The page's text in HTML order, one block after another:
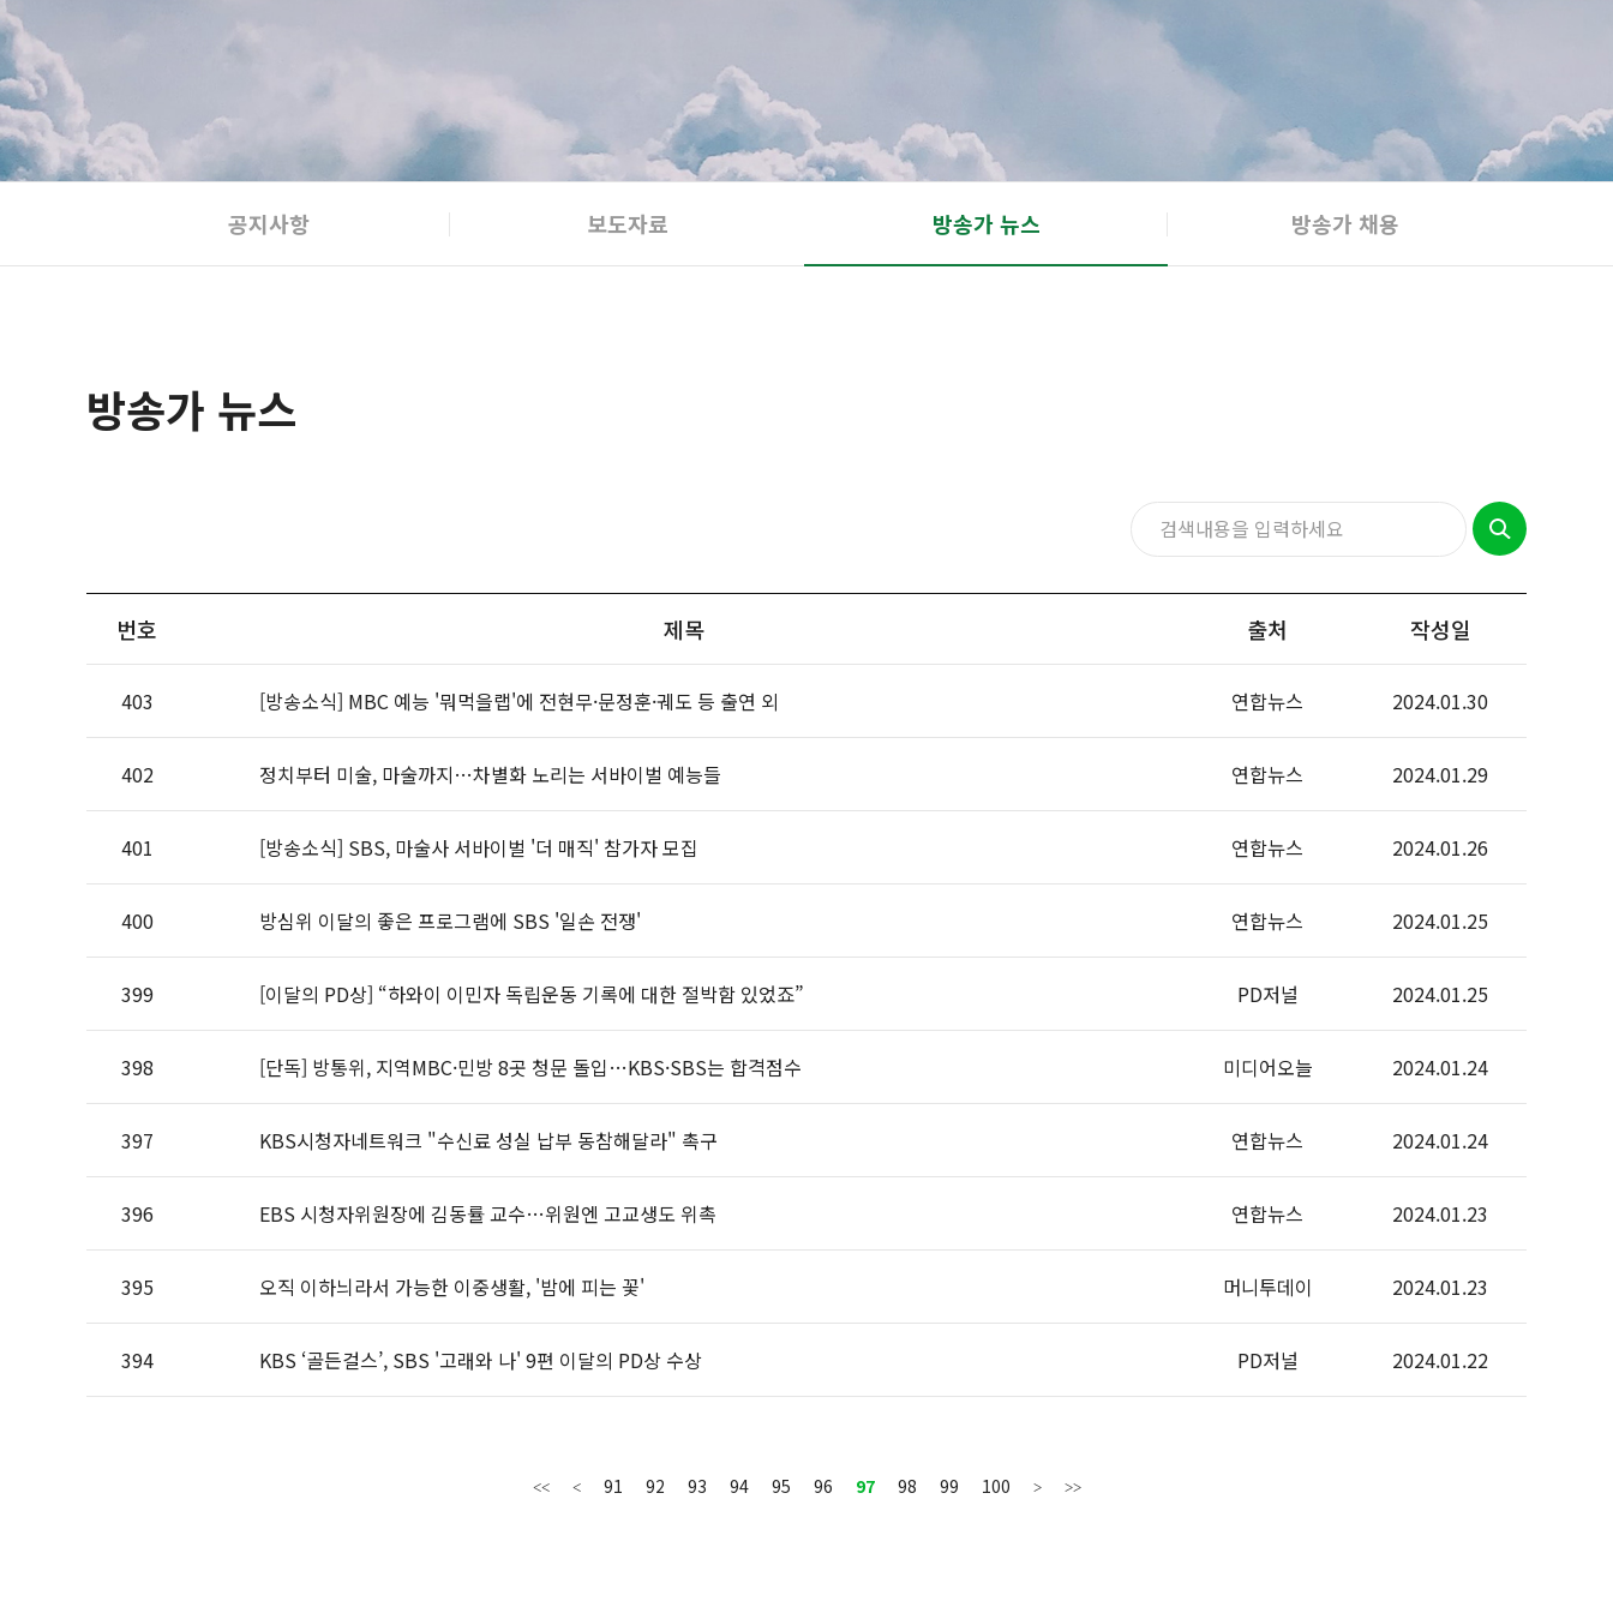
공지사항 보도자료 방송가 뉴스 방송가 채용
방송가 뉴스
번호 제목 출처 작성일
403 [방송소식] MBC 예능 '뭐먹을랩'에 전현무·문정훈·궤도 등 출연 외 연합뉴스 2024.01.30
402 정치부터 미술, 마술까지…차별화 노리는 서바이벌 예능들 연합뉴스 2024.01.29
401 [방송소식] SBS, 마술사 서바이벌 '더 매직' 참가자 모집 연합뉴스 2024.01.26
400 방심위 이달의 좋은 프로그램에 SBS '일손 전쟁' 연합뉴스 2024.01.25
399 [이달의 PD상] “하와이 이민자 독립운동 기록에 대한 절박함 있었죠” PD저널 2024.01.25
398 [단독] 방통위, 지역MBC·민방 8곳 청문 돌입…KBS·SBS는 합격점수 미디어오늘 2024.01.24
397 KBS시청자네트워크 "수신료 성실 납부 동참해달라" 촉구 연합뉴스 2024.01.24
396 EBS 시청자위원장에 김동률 교수…위원엔 고교생도 위촉 연합뉴스 2024.01.23
395 오직 이하늬라서 가능한 이중생활, '밤에 피는 꽃' 머니투데이 2024.01.23
394 KBS ‘골든걸스’, SBS '고래와 나' 9편 이달의 PD상 수상 PD저널 2024.01.22
91 92 93 94 95 96 97 98 99 100